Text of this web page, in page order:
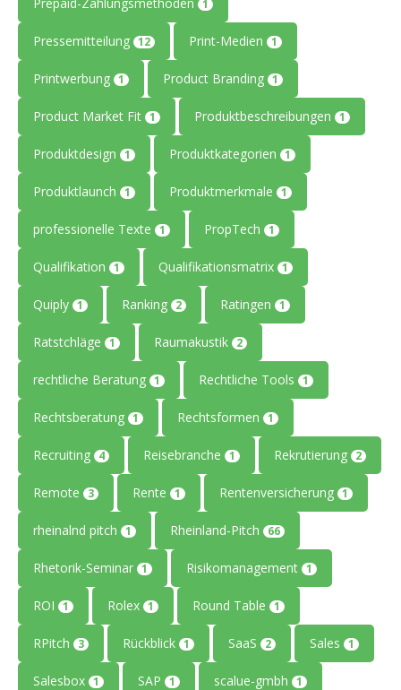
1
Pressemitteilung 12 Print-Medien 1
Printwerbung 1 Product Branding 1
Product Market Fit 1 Produktbeschreibungen 1
Produktdesign 1 Produktkategorien 1
Produktlaunch 1 Produktmerkmale 1
professionelle Texte 1 PropTech 1
Qualifikation 1 Qualifikationsmatrix 1
Quiply 1 Ranking 2 Ratingen 1
Ratstchläge 1 Raumakustik 2
rechtliche Beratung 1 Rechtliche Tools 1
Rechtsberatung 1 Rechtsformen 1
Recruiting 4 Reisebranche 1 Rekrutierung 2
Remote 3 Rente 1 Rentenversicherung 1
rheinalnd pitch 1 Rheinland-Pitch 66
Rhetorik-Seminar 1 Risikomanagement 1
ROI 1 Rolex 1 Round Table 1
RPitch 3 Rückblick 1 SaaS 2 Sales 1
Salesbox 1 SAP 1 scalue-gmbh 1